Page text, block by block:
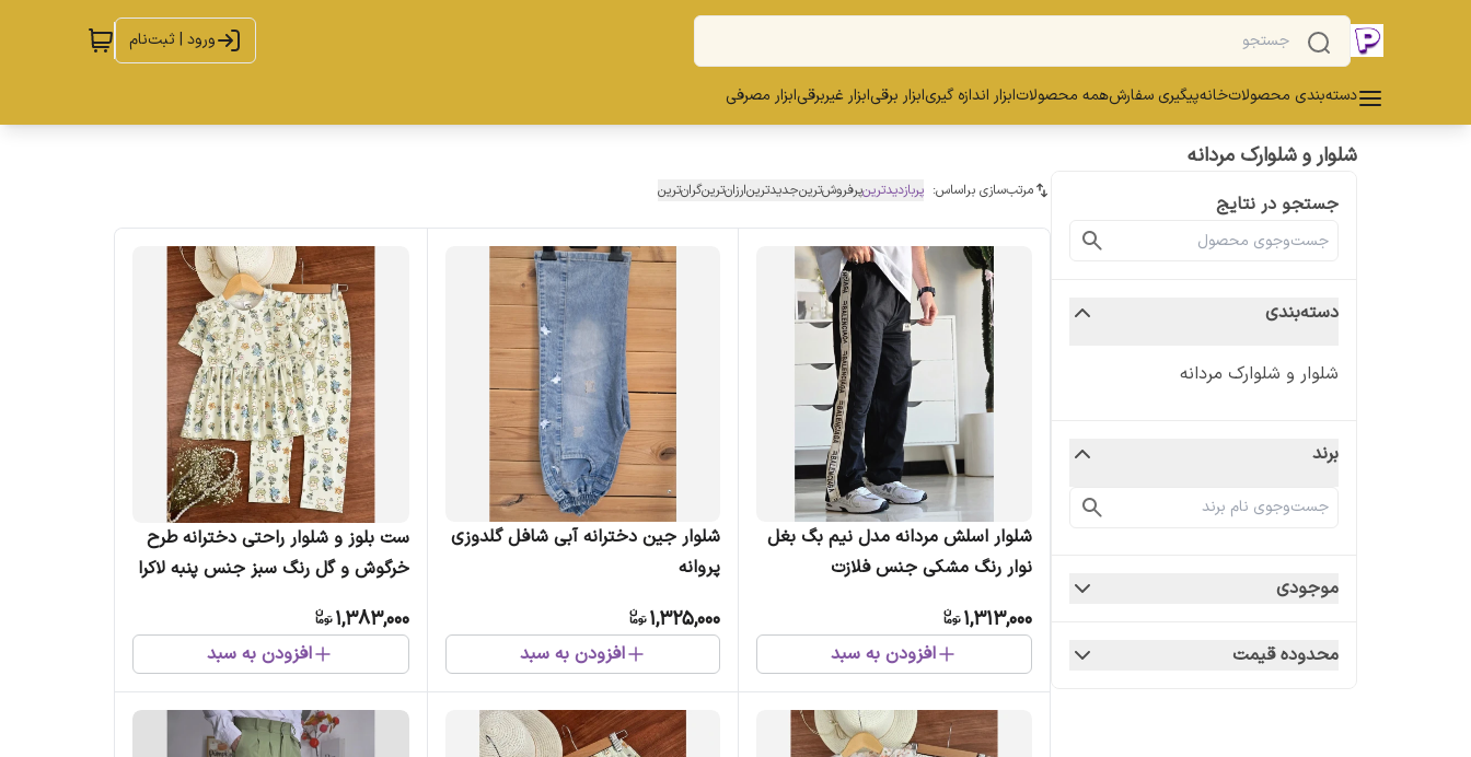
ورود | ثبت‌نام
دسته‌بندی محصولاتخانهپیگیری سفارشهمه محصولاتابزار اندازه گیریابزار برقیابزار غیربرقیابزار مصرفی
شلوار و شلوارک مردانه
جستجو در نتایج
دسته‌بندی
شلوار و شلوارک مردانه
برند
موجودی
محدوده قیمت
مرتب‌سازی براساس: پربازدیدترینپرفروش‌ترینجدیدترینارزان‌ترینگران‌ترین
شلوار اسلش مردانه مدل نیم بگ بغل
نوار رنگ مشکی جنس فلازت
1,313,000
افزودن به سبد
شلوار جین دخترانه آبی شافل گلدوزی
پروانه
1,325,000
افزودن به سبد
ست بلوز و شلوار راحتی دخترانه طرح
خرگوش و گل رنگ سبز جنس پنبه لاکرا
1,383,000
افزودن به سبد